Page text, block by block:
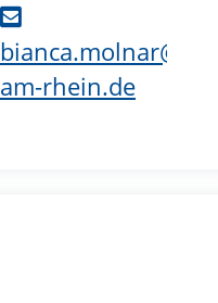
bianca.molnar@weil-
am-rhein.de